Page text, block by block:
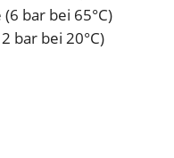
bar bei 65°C)
bar bei 20°C)